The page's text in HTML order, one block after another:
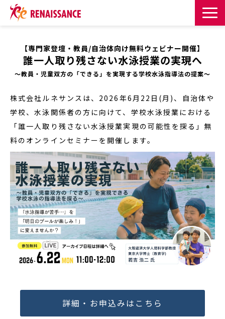
課題・目的からサービスを探す
導入事例
お知らせ
お役立ち記事一覧
お役立ち資料
イベント・セミナー
【専門家登壇・教員/自治体向け無料ウェビナー開催】
誰一人取り残さない水泳授業の実現へ
～教員・児童双方の「できる」を実現する学校水泳指導法の提案～
株式会社ルネサンスは、2026年6月22日(月)、自治体や
学校、水泳関係者の方に向けて、学校水泳授業における
「誰一人取り残さない水泳授業実現の可能性を探る」無
料のオンラインセミナーを開催します。
詳細・お申込みはこちら